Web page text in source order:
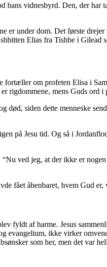
hans vidnesbyrd. Den, der
under dom. Det første
Elias fra Tishbe i Gilead
om profeten Elisa i
mens Guds ord i
siden dette menneske
på Jesu tid. Og så i
ved jeg, at der ikke er
fået åbenbaret, hvem Gud
af harme. Jesus
ikke virker
som her, men det var